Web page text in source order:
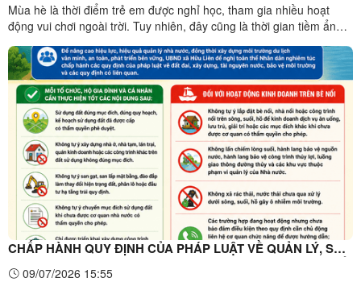
Mùa hè là thời điểm trẻ em được nghỉ học, tham gia nhiều hoạt
động vui chơi ngoài trời. Tuy nhiên, đây cũng là thời gian tiềm ẩn
tiết nắng nóng xen kẽ mưa lớn, mực nước tại các sông, suối, ao,
hồ, khe suối trên địa bàn xã Hữu Liên ...
CHẤP HÀNH QUY ĐỊNH CỦA PHÁP LUẬT VỀ QUẢN LÝ, SỬ
DỤNG ĐẤT ĐAI VÀ HOẠT ĐỘNG KINH DOANH TRÊN BÈ NỔI
09/07/2026 15:55